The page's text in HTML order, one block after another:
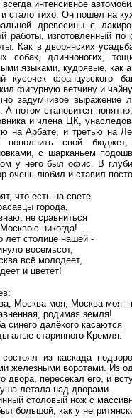
всегда интенсивное
и стало тихо. Он пошел на
древесины с
работы, изготовленный
Как в дворянских
собак, длинноногих,
языками, кудрявые, как
кусочек французского
фигурную ветчину и
задумчивое выражение
А потом становится
и члена ЦК,
на Арбате, и третью на
пополнить свой
с шарканьем
у него был офис. В
очень любил и ставил
что есть на свете
города,
не сравниться
никогда!
лет столице нашей -
восемьсот,
всё молодеет,
и цветёт!
Москва моя, Москва моя -
родимая земля!
синего далёкого касаются
алые старинного Кремля.
из каскада
железными воротами. Из
двора, пересекал его, и
летала над дворами.
столовый нож с
большой, как у